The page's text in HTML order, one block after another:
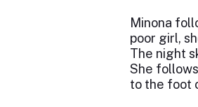
Minona
poor girl,
The night
She
to the foot